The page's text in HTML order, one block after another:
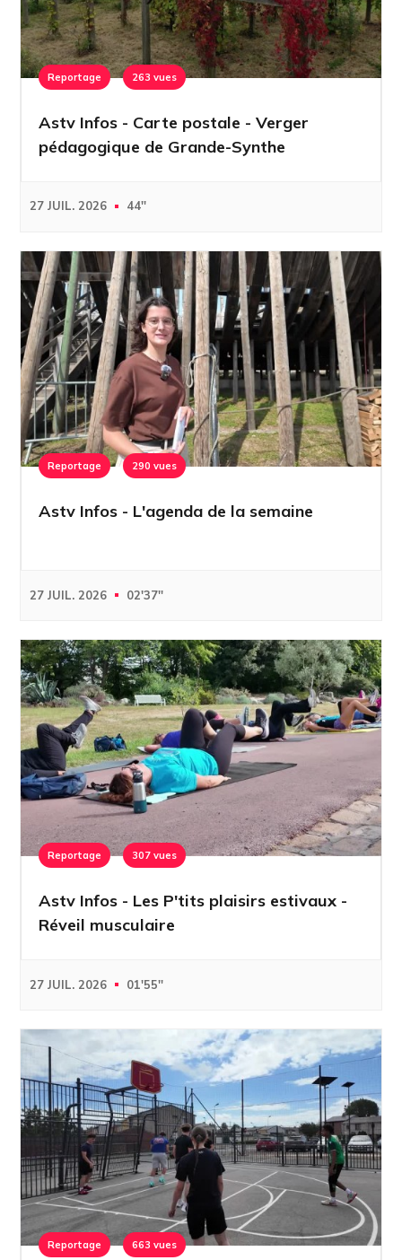
Reportage 263 vues
Astv Infos - Carte postale - Verger
pédagogique de Grande-Synthe
27 JUIL. 2026 44''
Reportage 290 vues
Astv Infos - L'agenda de la semaine
27 JUIL. 2026 02'37''
Reportage 307 vues
Astv Infos - Les P'tits plaisirs estivaux -
Réveil musculaire
27 JUIL. 2026 01'55''
Reportage 663 vues